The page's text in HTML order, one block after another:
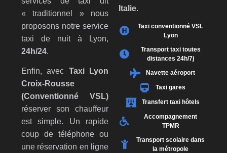
« traditionnel » nous
proposons notre service
taxi de nuit à Lyon,
24h/24.
Enfin, avec Taxi Lyon
Croix-Rousse
(Conventionné VSL)
réserver son chauffeur
est simple. Un rapide
coup de téléphone ou
une réservation en ligne
Italie.
Taxi conventionné VSL
Lyon
Transport taxi toutes
distances 24h/7j
Navette aéroport
Taxi gares
Transfert taxi hôtels
Accompagnement
TPMR
Transport scolaire dans
la métropole